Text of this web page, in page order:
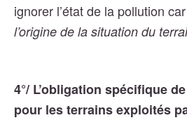
ignorer l’état de la pollution
l’origine de la situation du
4°/ L’obligation spécifique
pour les terrains exploités